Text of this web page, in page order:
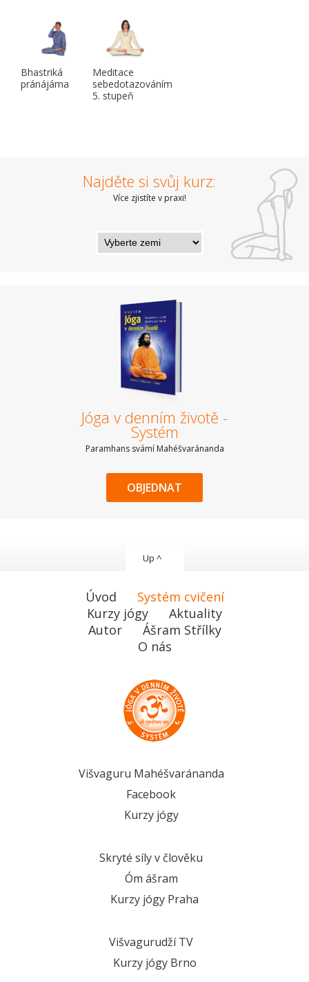
Bhastriká
pránájáma
Meditace
sebedotazováním
5. stupeň
Najděte si svůj kurz:
Více zjistíte v praxi!
Jóga v denním životě -
Systém
Paramhans svámí Mahéšvaránanda
OBJEDNAT
Up ^
Úvod
Systém cvičení
Kurzy jógy
Aktuality
Autor
Ášram Střílky
O nás
Višvaguru Mahéšvaránanda
Facebook
Kurzy jógy
Skryté síly v člověku
Óm ášram
Kurzy jógy Praha
Višvagurudží TV
Kurzy jógy Brno